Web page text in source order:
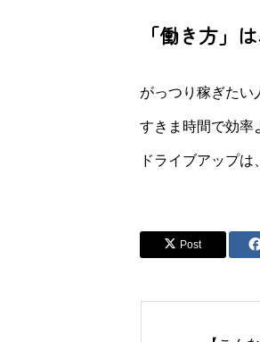
「働き方」
がっつり稼ぎたい
すきま時間で効率
ドライブアップは
Post